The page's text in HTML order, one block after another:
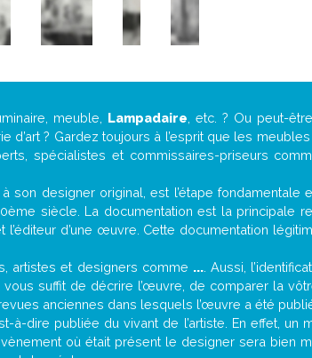
meuble, Lampadaire , etc. ? Ou peut-
d’art ? Gardez toujours à l’esprit que les
spécialistes et commissaires-priseurs
à son designer original, est l’étape
siècle. La documentation est la principale
d’une œuvre. Cette documentation
artistes et designers comme .... Aussi,
suffit de décrire l’œuvre, de comparer la
anciennes dans lesquels l’œuvre a été
à-dire publiée du vivant de l’artiste. En effet, un
où était présent le designer sera bien